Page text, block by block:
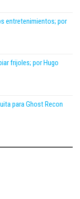
entretenimientos; por
frijoles; por Hugo
para Ghost Recon